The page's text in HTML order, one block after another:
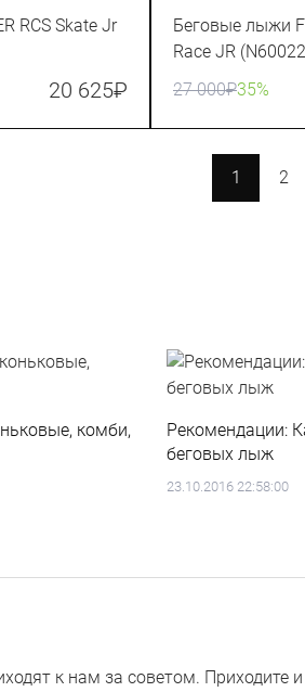
RCS Skate Jr
20 625₽
Беговые лыжи
Race JR
27 000₽35%
1 2
комби,
Рекомендации:
беговых лыж
23.10.2016 22:58:00
к нам за советом. Приходите